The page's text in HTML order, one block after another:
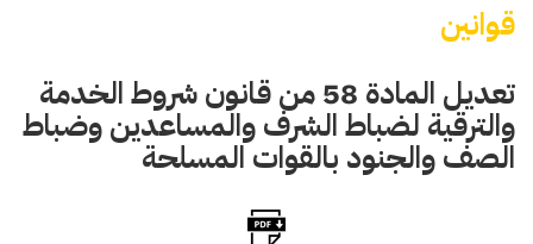
قوانين
تعديل المادة 58 من قانون شروط الخدمة
والترقية لضباط الشرف والمساعدين وضباط
الصف والجنود بالقوات المسلحة